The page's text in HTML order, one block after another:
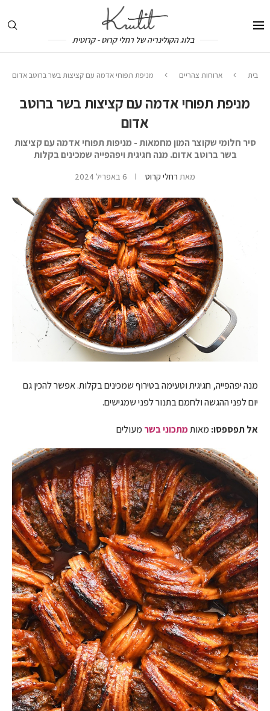
בלוג הקולינריה של רחלי קרוט - קרוטית
בית ארוחות צהריים מניפת תפוחי אדמה עם קציצות בשר ברוטב אדום
מניפת תפוחי אדמה עם קציצות בשר ברוטב
אדום
סיר חלומי שקוצר המון מחמאות - מניפות תפוחי אדמה עם קציצות
בשר ברוטב אדום. מנה חגיגית ויפהפייה שמכינים בקלות
מאת רחלי קרוט 6 באפריל 2024
מנה יפהפייה, חגיגית וטעימה בטירוף שמכינים בקלות. אפשר להכין גם
יום לפני ההגשה ולחמם בתנור לפני שמגישים.
אל תפספסו: מאותמתכוני בשר מעולים